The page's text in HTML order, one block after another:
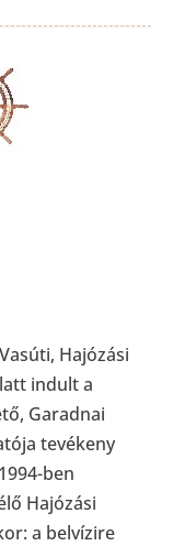
Hajózási
indult a
Garadnai
tevékeny
ben
Hajózási
a belvízire